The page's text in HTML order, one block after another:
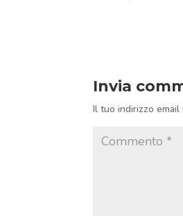
Invia
Il tuo indirizzo